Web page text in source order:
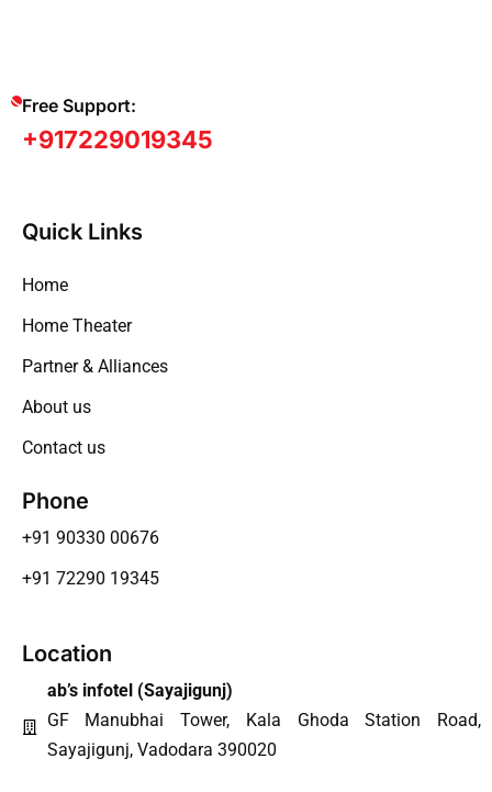
Free Support:
+917229019345
Quick Links
Home
Home Theater
Partner & Alliances
About us
Contact us
Phone
+91 90330 00676
+91 72290 19345
Location
ab’s infotel (Sayajigunj)
GF Manubhai Tower, Kala Ghoda Station Road,
Sayajigunj, Vadodara 390020